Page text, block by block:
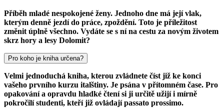
Příběh mladé nespokojené ženy. Jednoho dne má její vlak,
kterým denně jezdí do práce, zpoždění. Toto je příležitost
změnit úplně všechno. Vydáte se s ní na cestu za novým životem
skrz hory a lesy Dolomit?
Pro koho je kniha určena?
Velmi jednoduchá kniha, kterou zvládnete číst již ke konci
vašeho prvního kurzu italštiny. Je psána v přítomném čase. Pro
opakování a opravdu hladké čtení si ji určitě užijí i mírně
pokročilí studenti, kteří již ovládají passato prossimo.